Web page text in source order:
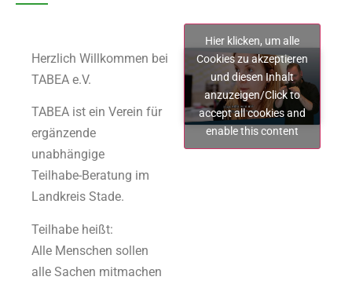
Herzlich Willkommen bei
TABEA e.V.
TABEA ist ein Verein für
ergänzende
unabhängige
Teilhabe-Beratung im
Landkreis Stade.
Teilhabe heißt:
Alle Menschen sollen
alle Sachen mitmachen
Hier klicken, um alle
Cookies zu akzeptieren
und diesen Inhalt
anzuzeigen/Click to
accept all cookies and
enable this content